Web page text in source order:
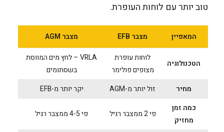
טוב יותר עם לוחות העופרת.
המאפיין מצבר EFB מצבר AGM
הטכנולוגיה
לוחות עופרת
מצופים פולימר
VRLA – לחץ מים המווסת
בשסתומים
מחיר
זול יותר מ-AGM
יקר יותר מ-EFB
כמה זמן
מחזיק
פי 2 ממצבר רגיל פי 4-5 ממצבר רגיל